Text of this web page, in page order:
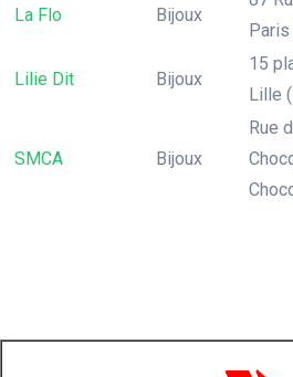
La Flo Bijoux
Lilie Dit Bijoux
15
Lille
SMCA Bijoux
Rue